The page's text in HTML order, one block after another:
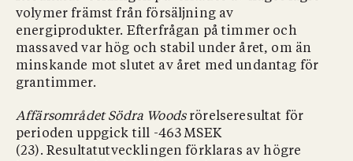
volymer främst från försäljning av
energiprodukter. Efterfrågan på timmer och
massaved var hög och stabil under året, om än
minskande mot slutet av året med undantag för
grantimmer.
Affärsområdet Södra Woodsrörelseresultat för
perioden uppgick till -463 MSEK
(23). Resultatutvecklingen förklaras av högre